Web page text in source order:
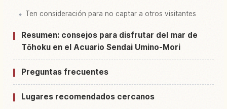
Ten consideración para no captar a otros visitantes
Resumen: consejos para disfrutar del mar de
Tōhoku en el Acuario Sendai Umino-Mori
Preguntas frecuentes
Lugares recomendados cercanos